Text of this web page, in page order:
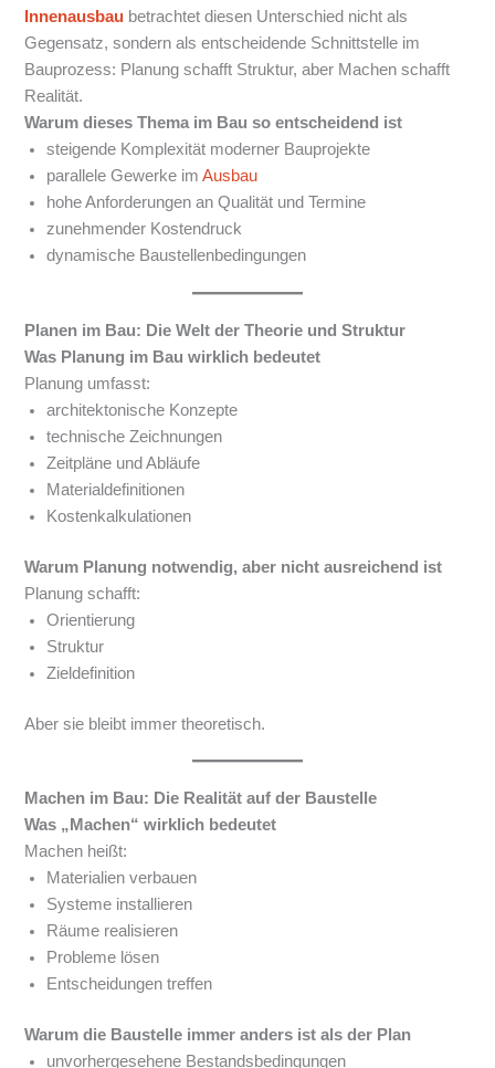
Innenausbau betrachtet diesen Unterschied nicht als
Gegensatz, sondern als entscheidende Schnittstelle im
Bauprozess: Planung schafft Struktur, aber Machen schafft
Realität.
Warum dieses Thema im Bau so entscheidend ist
steigende Komplexität moderner Bauprojekte
parallele Gewerke imAusbau
hohe Anforderungen an Qualität und Termine
zunehmender Kostendruck
dynamische Baustellenbedingungen
Planen im Bau: Die Welt der Theorie und Struktur
Was Planung im Bau wirklich bedeutet
Planung umfasst:
architektonische Konzepte
technische Zeichnungen
Zeitpläne und Abläufe
Materialdefinitionen
Kostenkalkulationen
Warum Planung notwendig, aber nicht ausreichend ist
Planung schafft:
Orientierung
Struktur
Zieldefinition
Aber sie bleibt immer theoretisch.
Machen im Bau: Die Realität auf der Baustelle
Was „Machen“ wirklich bedeutet
Machen heißt:
Materialien verbauen
Systeme installieren
Räume realisieren
Probleme lösen
Entscheidungen treffen
Warum die Baustelle immer anders ist als der Plan
unvorhergesehene Bestandsbedingungen